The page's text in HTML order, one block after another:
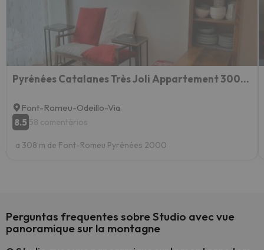
Pyrénées Catalanes Très Joli Appartement 300m Télécabines
Font-Romeu-Odeillo-Via
8.5 58 comentários
a 308 m de Font-Romeu Pyrénées 2000
Perguntas frequentes sobre Studio avec vue
panoramique sur la montagne